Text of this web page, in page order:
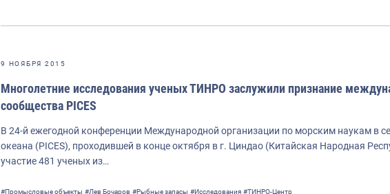
9 НОЯБРЯ 2015
Многолетние исследования ученых ТИНРО заслужили признание
сообщества PICES
В 24-й ежегодной конференции Международной организации по морским наукам в
океана (PICES), проходившей в конце октября в г. Циндао (Китайская Народная
участие 481 ученых из…
#Промысловые объекты #Лев Бочаров #Рыбные запасы #Исследования #ТИНРО-Центр